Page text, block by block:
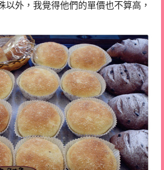
外，我覺得他們的單價也不算高，